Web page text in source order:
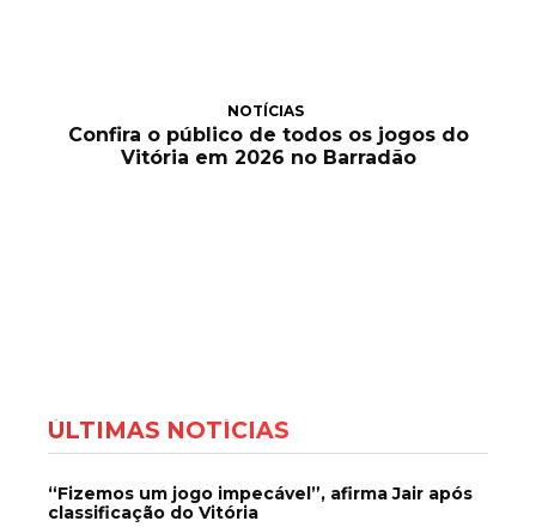
NOTÍCIAS
Confira o público de todos os jogos do
Vitória em 2026 no Barradão
ÚLTIMAS NOTÍCIAS
“Fizemos um jogo impecável”, afirma Jair após
classificação do Vitória